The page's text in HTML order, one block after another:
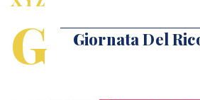
G Giornata Del